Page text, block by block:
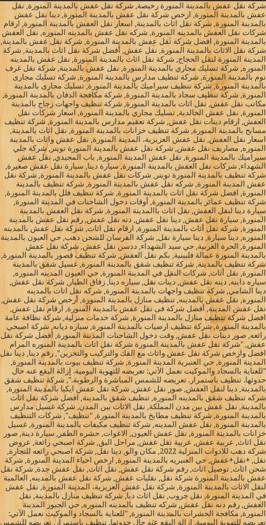
شركة نقل عفش بالمدينة المنورة رخيصة, شركة نقل عفش بالمدينة المنورة, نقل
عفش بالمدينة المنورة, ارخص شركة نقل عفش بالمدينة المنورة, دينا نقل عفش
بالمدينة المنورة, شركة نقل اثاث بالمدينة, اسعار نقل العفش بالمدينة المنورة, ارقام
شركات نقل العفش بالمدينه المنورة, شركه نقل عفش بالمدينه المنوره, نقل العفش
بالمدينة المنورة, افضل شركة نقل عفش بالمدينة المنورة, شركة نقل عفش بالمدينة,
شركة نقل الاثاث بالمدينة المنورة, نقل عفش, أفضل شركة نقل اثاث بالمدينة, شركة
المدينة المنورة لنقل الحجاج, شركة نقل اثاث بالمدينة المنورة, نقل عفش بالمدينه
المنوره, شركة تسليك مجاري بالمدينة المنورة, نقل عفش بالمدينة, شركة نقل غرف
نوم بالمدينة المنورة, شركة تنظيف مدارس بالمدينة المنورة, شركة تسليك مجارى
بالمدينة المنورة, شركة تنظيف سيراميك بالمدينة المنورة, تسليك مجارى بالمدينة
المنورة, شركة تنظيف سجاد بالمدينة المنورة, شركة مكافحة الدفان بالمدينة المنورة,
مكاتب نقل عفش, نقل اثاث بالمدينة المنورة, شركة تنظيف واجهات زجاج بالمدينة
المنورة, نقل عفش الخالدية, تسليك مجاري بالمدينة المنورة, اسعار شركات نقل
العفش, ارقام دينات نقل عفش, شركة تعقيم مدارس بالمدينة المنورة, شركة تنظيف
مسابح بالمدينة المنورة, شركة تنظيف خزانات بالمدينة المنورة, نقل اثاث بالمدينة,
اسعار نقل العفش, نقل عفش العزيزية، المدينة المنورة, نقل عفش واثاث بالمدينة
المنوره, مصاريف نقل عفش, شركة نقل عفش بالمدينة المنورة تويتر, شركة جلي
سيراميك بالمدينة المنورة, نقل عفش المدينة المنورة, باب المجيدي, نقل عفش
الشهداء, شركات نقل العفش بالمدينة المنورة, سيارة دينا, سيارة نقل عفش صغيرة,
شركة تنظيف بالمدينة المنورة تويتر, شركات نقل عفش بالمدينة المنورة, شركة نقل
عفش المدينة المنورة, شركه نقل عفش بالمدينة المنورة, شركة تنظيف بالمدينة
المنورة, افضل شركة نقل اثاث بالمدينة المنورة, شركة تنظيف فلل بالمدينة المنورة,
شركة تنظيف عمائر بالمدينة المنورة, أوقات دخول الشاحنات في المدينة المنورة,
سيارة دينا لنقل العفش, نقل اثاث باالمدينة المنورة, شركة نقل العفش بالمدينة
المنورة, سيارة نقل عفش, دينا نقل عفش, دنه نقل عفش, رقم نقل عفش بالمدينة
المنورة, شركة نقل أثاث بالمدينة المنورة, ارقام نقل اثاث, شركة نقل عفش بالمدينه
المنوره, دينا سيارة, دينا سيارة نقل, شركة الفرسان للشحن دهب, حي العيون بالمدينة
المنورة, الحرة الغربية, حي سيد الشهداء, ددسن نقل عفش, شركة نقل عفش
بالمدينة المنورة عمالة فلبينية, بكم نقل العفش, شركة تنظيف قصور بالمدينة المنورة,
شركة تنظيف بالمدينة, شركة تنظيف شقق بالمدينة المنورة, غسيل شقق بالمدينة
المنورة, نقل أثاث, شركات النقل في المدينة المنورة, حي العيون المدينه المنوره,
سياره داينه, دينه نقل عفش, دينات نقل, سياره دينا, زقاق الطيار, شركة نقل عفش,
دينا الشامي, شركة تنظيف واجهات بالمدينة المنورة, شركه نقل اثاث بالمدينه
المنوره, نقل عفش بالمدينه, تنظيف منازل بالمدينة المنورة, أرخص شركة نقل عفش,
نقل عفش المدينة, أفضل شركة فى نقل عفش بالمدينة المنورة, ارقام نقل عفش,
افضل شركة تنظيف منازل بالمدينة المنورة, شركة خدمات منزلية, شركة نظافة عامة
بالمدينة المنورة, شركة تنظيف ارضيات بالمدينة المنورة, سياره ديانه, شركة اصبحي
رائعه, صور دينات نقل عفش, وقت دخول الشاحنات المدينة المنورة, أفضل شركة نقل
عفش, "شركة نقل عفش بالمدينة المنورة شركة نقل اثاث بالمدينة المنوره المرام
افضل وارخص شركة نقل عفش واثاث مع الفك والتركيب والتخزين", رقم دينا, دينا نقل
المدينة المنورة, حي العنبرية المدينة المنورة, شركة تنظيف بيوت بالمدينة المنورة,
"للعناية بالسجاد والموكيت نعمل الآتي: تعريضه للتهوية اليومية. إزالة البقع عنه حال
حدوثها. تنظيف باستمرار. تعريضه للشمس المباشرة والرطوبة.", شركة تنظيف شقق
بالمدينة, دينا لنقل العفش, صور نقل عفش, شركة نقل عفش ايكيا بالمدينة المنورة,
شركه تنظيف شقق بالمدينه المنوره, تنظيف شقق بالمدينة, افضل شركة نقل اثاث
بالمدينة, نقل عفش بين مدن المملكة, نقل الاثاث بين المدن, شركة غسيل مدارس
بالمدينة المنورة, شركة تنظيف مطابخ بالمدينة المنورة, "تنظيف", شركات التنظيف
بالمدينة المنورة, نقل عفش المدينه, شركة تنظيف مكيفات بالمدينة المنورة, غسيل
خزانات بالمدينة المنورة, نقل عفش العيون, الاغوات, حشره الظفر, سيارة دينة, صور
نقل اثاث, عربية عفش, عربية نقل عفش, مراحل البق, شركة اصبحي رائعة, عروض
شركة دهب للادوات المنزلية 2022, مكان والو, دينا نقل, شركة اصبحي رائعه للتجارة,
نقل, +نقل+عفش, حي العنبريه بالمدينة المنورة, ارخص احياء المدينة المنورة, شركة
شحن اثاث, توصيل اثاث, رقم شركة نقل عفش, نقل اثاث, نقل عفش جدة, شركة نقل
عفش بالمدينة المنورة شركة نقل, نقليات عفش, شركة نقل عفش بالمدينه, العالمية
لنقل الاثاث بالمدينة المنورة, شركة نقل عفش العزيزية، المدينة المنورة, نقل عفش
في المدينة المنورة, نقل جروب, نقل اثاث دبا, شركة تنظيف منازل بالمدينة, نقل
العفش, رقم دنه نقل عفش, شركه تنظيف بالمدينه المنوره, حي الجبور المدينة
المنورة, مكافحة الحشرات بالمدينة المنورة, "للعناية بالسجاد والموكيت نعمل الآتي:
تعريضه للتهوية اليومية. إزالة البقع عنه حال حدوثها. تنظيف باستمرار. تعريضه للشمس